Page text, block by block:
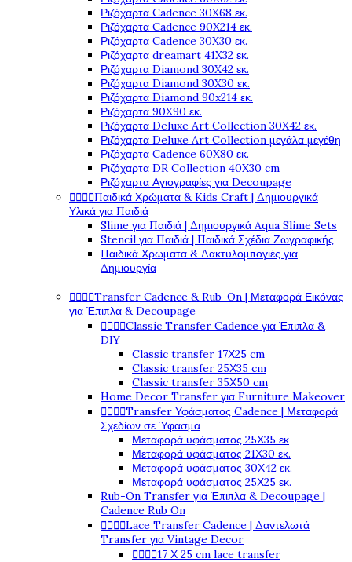
Ριζόχαρτα Cadence 30X68 εκ.
Ριζόχαρτα Cadence 90X214 εκ.
Ριζόχαρτα Cadence 30X30 εκ.
Ριζόχαρτα dreamart 41X32 εκ.
Ριζόχαρτα Diamond 30X42 εκ.
Ριζόχαρτα Diamond 30X30 εκ.
Ριζόχαρτα Diamond 90x214 εκ.
Ριζόχαρτα 90X90 εκ.
Ριζόχαρτα Deluxe Art Collection 30X42 εκ.
Ριζόχαρτα Deluxe Art Collection μεγάλα μεγέθη
Ριζόχαρτα Cadence 60X80 εκ.
Ριζόχαρτα DR Collection 40X30 cm
Ριζόχαρτα Αγιογραφίες για Decoupage
Παιδικά Χρώματα & Kids Craft | Δημιουργικά
Υλικά για Παιδιά
Slime για Παιδιά | Δημιουργικά Aqua Slime Sets
Stencil για Παιδιά | Παιδικά Σχέδια Ζωγραφικής
Παιδικά Χρώματα & Δακτυλομπογιές για
Δημιουργία
Transfer Cadence & Rub-On | Μεταφορά Εικόνας
για Έπιπλα & Decoupage
Classic Transfer Cadence για Έπιπλα &
DIY
Classic transfer 17Χ25 cm
Classic transfer 25Χ35 cm
Classic transfer 35Χ50 cm
Home Decor Transfer για Furniture Makeover
Transfer Υφάσματος Cadence | Μεταφορά
Σχεδίων σε Ύφασμα
Μεταφορά υφάσματος 25Χ35 εκ
Μεταφορά υφάσματος 21Χ30 εκ.
Μεταφορά υφάσματος 30Χ42 εκ.
Μεταφορά υφάσματος 25Χ25 εκ.
Rub-On Transfer για Έπιπλα & Decoupage |
Cadence Rub On
Lace Transfer Cadence | Δαντελωτά
Transfer για Vintage Decor
17 Χ 25 cm lace transfer